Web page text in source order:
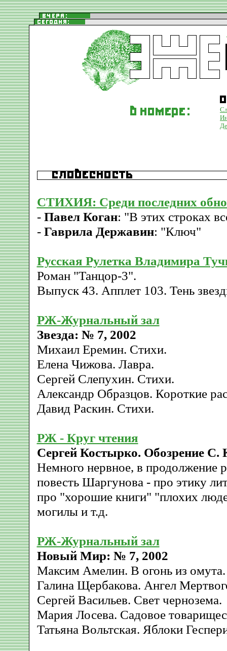
СТИХИЯ: Среди последних
- Павел Коган: "В этих строках
- Гаврила Державин: "Ключ"
Русская Рулетка Владимира
Роман "Танцор-3".
Выпуск 43. Апплет 103. Тень
РЖ-Журнальный зал
Звезда: № 7, 2002
Михаил Еремин. Стихи.
Елена Чижова. Лавра.
Сергей Слепухин. Стихи.
Александр Образцов. Короткие
Давид Раскин. Стихи.
РЖ - Круг чтения
Сергей Костырко. Обозрение С.
Немного нервное, в продолжение
повесть Шаргунова - про этику
про "хорошие книги" "плохих
могилы и т.д.
РЖ-Журнальный зал
Новый Мир: № 7, 2002
Максим Амелин. В огонь из омута.
Галина Щербакова. Ангел
Сергей Васильев. Свет чернозема.
Мария Лосева. Садовое
Татьяна Вольтская. Яблоки